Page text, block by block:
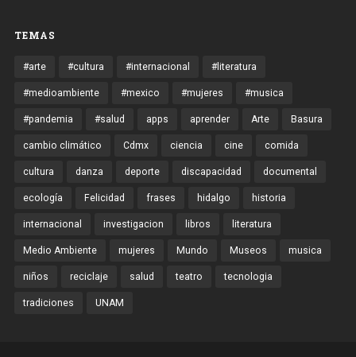
TEMAS
#arte #cultura #internacional #literatura
#medioambiente #mexico #mujeres #musica
#pandemia #salud apps aprender Arte Basura
cambio climático Cdmx ciencia cine comida
cultura danza deporte discapacidad documental
ecología Felicidad frases hidalgo historia
internacional investigacion libros literatura
Medio Ambiente mujeres Mundo Museos musica
niños reciclaje salud teatro tecnologia
tradiciones UNAM